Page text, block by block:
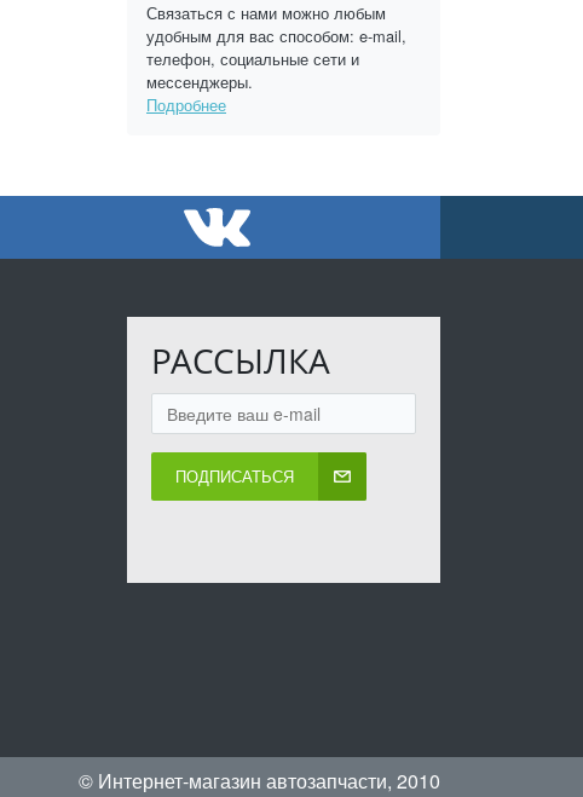
Связаться с нами можно любым
удобным для вас способом: e-mail,
телефон, социальные сети и
мессенджеры.
Подробнее
РАССЫЛКА
ПОДПИСАТЬСЯ
© Интернет-магазин автозапчасти, 2010